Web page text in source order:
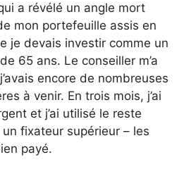
a révélé un angle mort
mon portefeuille assis en
je devais investir comme un
65 ans. Le conseiller m’a
encore de nombreuses
à venir. En trois mois, j’ai
et j’ai utilisé le reste
fixateur supérieur – les
payé.